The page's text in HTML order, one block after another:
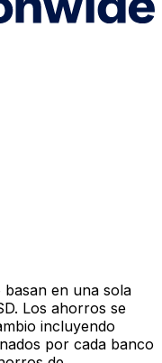
en una sola
Los ahorros se
incluyendo
por cada banco